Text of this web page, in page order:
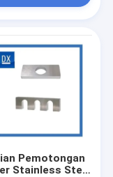
Pemotongan
Stainless Steel